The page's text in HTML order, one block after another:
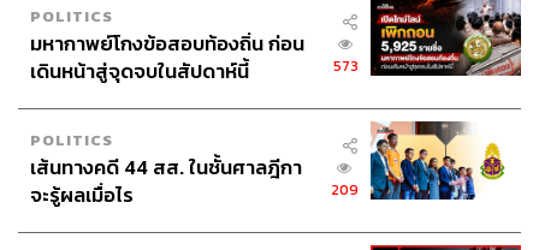
POLITICS
มหากาพย์โกงข้อสอบท้องถิ่น ก่อน
เดินหน้าสู่จุดจบในสัปดาห์นี้
573
POLITICS
เส้นทางคดี 44 สส. ในชั้นศาลฎีกา
จะรู้ผลเมื่อไร
209